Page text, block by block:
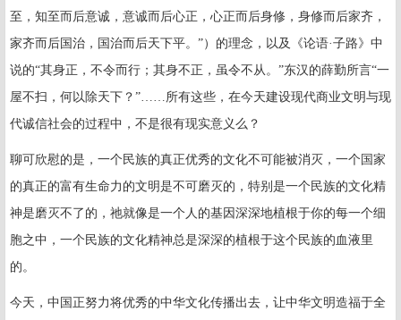
至，知至而后意诚，意诚而后心正，心正而后身修，身修而后家齐，
家齐而后国治，国治而后天下平。”）的理念，以及《论语·子路》中
说的“其身正，不令而行；其身不正，虽令不从。”东汉的薛勤所言“一
屋不扫，何以除天下？”……所有这些，在今天建设现代商业文明与现
代诚信社会的过程中，不是很有现实意义么？
聊可欣慰的是，一个民族的真正优秀的文化不可能被消灭，一个国家
的真正的富有生命力的文明是不可磨灭的，特别是一个民族的文化精
神是磨灭不了的，祂就像是一个人的基因深深地植根于你的每一个细
胞之中，一个民族的文化精神总是深深的植根于这个民族的血液里
的。
今天，中国正努力将优秀的中华文化传播出去，让中华文明造福于全